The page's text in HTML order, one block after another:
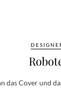
das Cover und